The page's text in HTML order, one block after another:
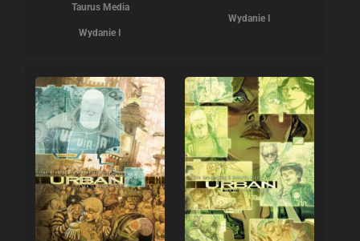
Taurus Media
Wydanie I
Wydanie I